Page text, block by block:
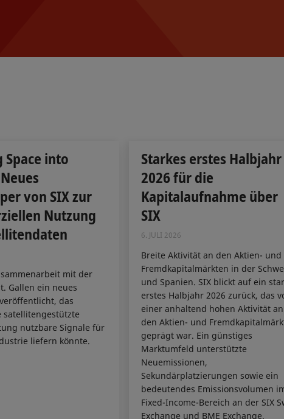
Space into
von SIX zur
Nutzung
mit der
Gallen ein neues
das
satellitengestützte
nutzbare Signale für
liefern könnte.
Starkes erstes Halbjahr
2026 für die
Kapitalaufnahme über
SIX
6. JULI 2026
Breite Aktivität an den Aktien- und
Fremdkapitalmärkten in der
und Spanien. SIX blickt auf ein
erstes Halbjahr 2026 zurück, das
einer anhaltend hohen Aktivität an
den Aktien- und
geprägt war. Ein günstiges
Marktumfeld unterstützte
Neuemissionen,
Sekundärplatzierungen sowie ein
bedeutendes Emissionsvolumen
Fixed-Income-Bereich an der SIX
Exchange und BME Exchange.